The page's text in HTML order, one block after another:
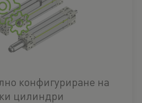
конфигуриране на
цилиндри